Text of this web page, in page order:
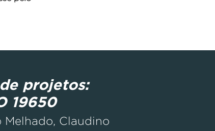
projetos:
19650
Melhado, Claudino